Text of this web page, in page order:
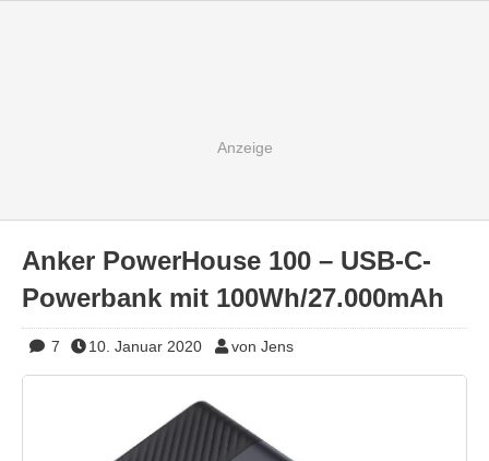
Anker PowerHouse 100 – USB-C-
Powerbank mit 100Wh/27.000mAh
7 10. Januar 2020 von Jens